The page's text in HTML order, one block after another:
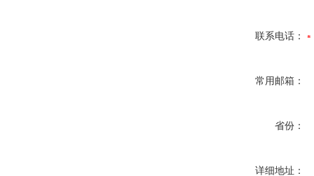
联系电话：
常用邮箱：
省份：
详细地址：